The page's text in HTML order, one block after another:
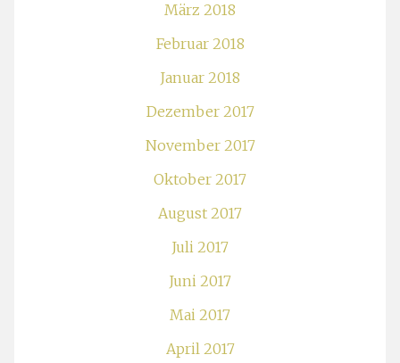
März 2018
Februar 2018
Januar 2018
Dezember 2017
November 2017
Oktober 2017
August 2017
Juli 2017
Juni 2017
Mai 2017
April 2017